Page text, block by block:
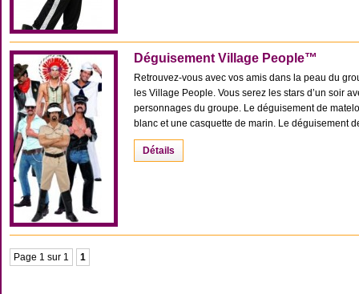
Déguisement Village People™
Retrouvez-vous avec vos amis dans la peau du
les Village People. Vous serez les stars d’un soir
personnages du groupe. Le déguisement de
blanc et une casquette de marin. Le déguisement
Détails
Page 1 sur 1 1